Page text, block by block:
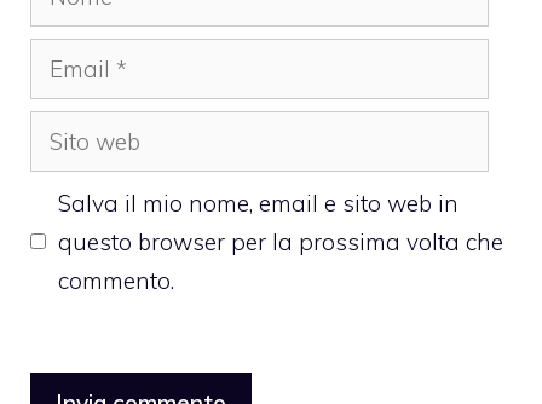
Email
Sito
web
Salva il mio nome, email e sito web in
questo browser per la prossima volta che
commento.